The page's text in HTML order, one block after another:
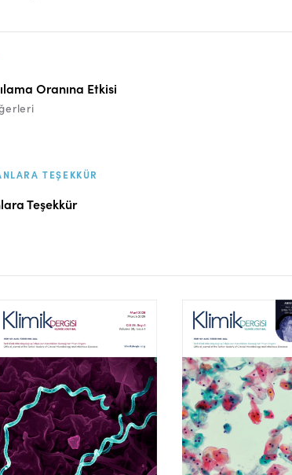
Oranına Etkisi
TEŞEKKÜR
Teşekkür